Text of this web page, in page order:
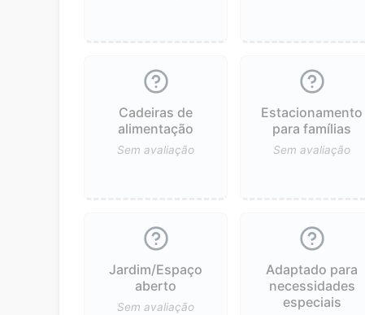
Cadeiras de
alimentação
Sem avaliação
Estacionamento
para famílias
Sem avaliação
Jardim/Espaço
aberto
Sem avaliação
Adaptado para
necessidades
especiais